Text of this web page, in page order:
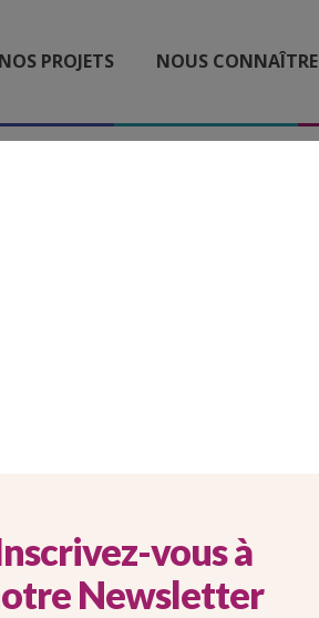
NOS PROJETS NOUS CONNAÎTRE
vous à
Newsletter